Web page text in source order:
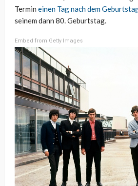
Termin einen Tag nach dem
seinem dann 80. Geburtstag.
Embed from Getty Images